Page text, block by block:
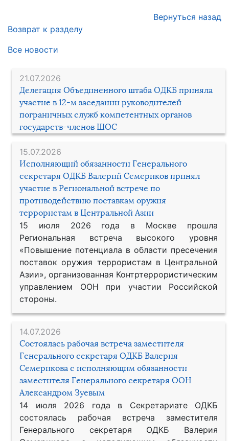
21.07.2026
Делегация Объединенного штаба ОДКБ приняла
участие в 12-м заседании руководителей
пограничных служб компетентных органов
государств-членов ШОС
15.07.2026
Исполняющий обязанности Генерального
секретаря ОДКБ Валерий Семериков принял
участие в Региональной встрече по
противодействию поставкам оружия
террористам в Центральной Азии
15 июля 2026 года в Москве прошла
Региональная встреча высокого уровня
«Повышение потенциала в области пресечения
поставок оружия террористам в Центральной
Азии», организованная Контртеррористическим
управлением ООН при участии Российской
стороны.
14.07.2026
Состоялась рабочая встреча заместителя
Генерального секретаря ОДКБ Валерия
Семерикова с исполняющим обязанности
заместителя Генерального секретаря ООН
Александром Зуевым
14 июля 2026 года в Секретариате ОДКБ
состоялась рабочая встреча заместителя
Генерального секретаря ОДКБ Валерия
Вернуться назад
Возврат к разделу
Все новости